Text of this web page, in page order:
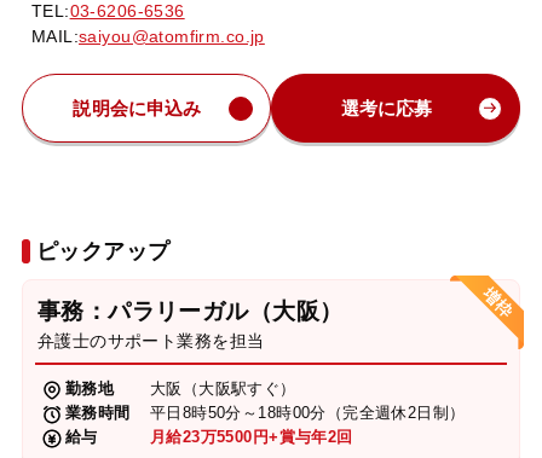
TEL:03-6206-6536
MAIL:saiyou@atomfirm.co.jp
説明会に申込み 選考に応募
ピックアップ
事務：パラリーガル（大阪）
弁護士のサポート業務を担当
勤務地
大阪（大阪駅すぐ）
業務時間
平日8時50分～18時00分（完全週休2日制）
給与
月給23万5500円+賞与年2回